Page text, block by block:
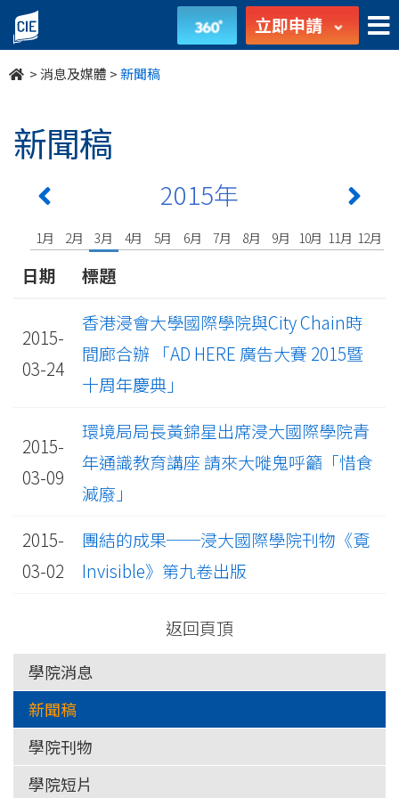
undefined 立即申請
>消息及媒體 >新聞稿
新聞稿
2015年
1月 2月 3月 4月 5月 6月 7月 8月 9月 10月 11月 12月
日期 標題
2015-
03-24
香港浸會大學國際學院與City Chain時
間廊合辦 「AD HERE 廣告大賽 2015暨
十周年慶典」
2015-
03-09
環境局局長黃錦星出席浸大國際學院青
年通識教育講座 請來大嘥鬼呼籲「惜食
減廢」
2015-
03-02
團結的成果──浸大國際學院刊物《覔
Invisible》第九卷出版
返回頁頂
學院消息
新聞稿
學院刊物
學院短片